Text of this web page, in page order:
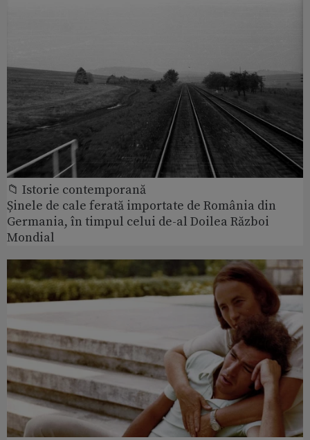
📁 Istorie contemporană
Șinele de cale ferată importate de România din
Germania, în timpul celui de-al Doilea Război
Mondial